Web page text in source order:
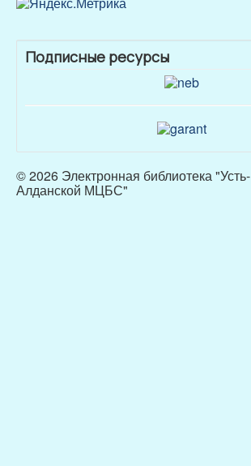
Подписные ресурсы
© 2026 Электронная библиотека "Усть-
Алданской МЦБС"